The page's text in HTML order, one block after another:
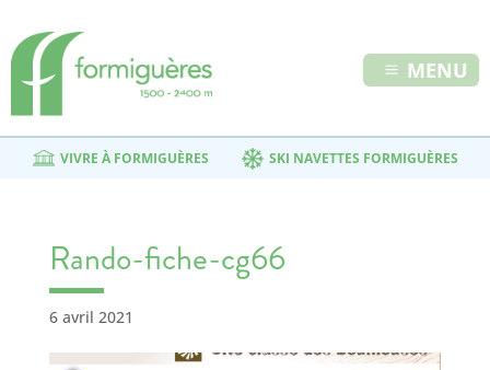
MENU
VIVRE À FORMIGUÈRES SKI NAVETTES FORMIGUÈRES
Rando-fiche-cg66
6 avril 2021